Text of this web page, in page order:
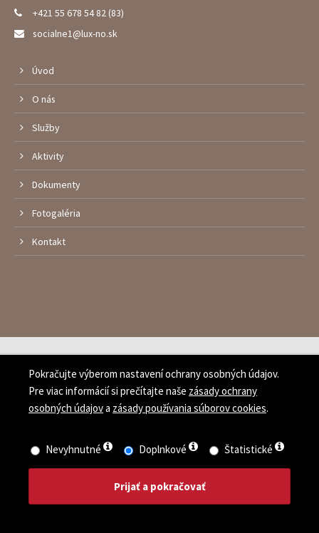
+421 55 678 54 82 (83)
socialne1@lux-no.sk
Úvod
O nás
Služby
Aktivity
Dokumenty
Fotogaléria
Kontakt
Vyhlásenie o ochrane osobných údajov
Zásady používania
Pokračujte výberom nastavení ochrany osobných údajov.
Pre viac informácií si prečítajte naše zásady ochrany
osobných údajova zásady používania súborov cookies.
Nevyhnutné Doplnkové Štatistické